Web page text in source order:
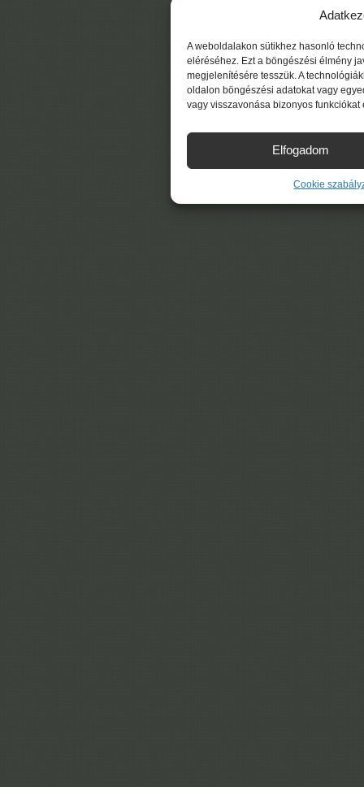
A weboldalakon sütikhez hasonló
eléréséhez. Ezt a böngészési élmény
megjelenítésére tesszük. A
oldalon böngészési adatokat vagy
vagy visszavonása bizonyos
Elfogadom
Cookie